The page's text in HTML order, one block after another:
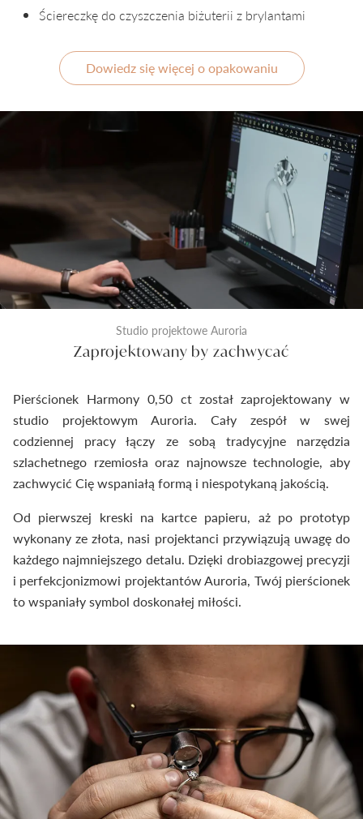
Ściereczkę do czyszczenia biżuterii z brylantami
Dowiedz się więcej o opakowaniu
Studio projektowe Auroria
Zaprojektowany by zachwycać
Pierścionek Harmony 0,50 ct został zaprojektowany w
studio projektowym Auroria. Cały zespół w swej
codziennej pracy łączy ze sobą tradycyjne narzędzia
szlachetnego rzemiosła oraz najnowsze technologie, aby
zachwycić Cię wspaniałą formą i niespotykaną jakością.
Od pierwszej kreski na kartce papieru, aż po prototyp
wykonany ze złota, nasi projektanci przywiązują uwagę do
każdego najmniejszego detalu. Dzięki drobiazgowej precyzji
i perfekcjonizmowi projektantów Auroria, Twój pierścionek
to wspaniały symbol doskonałej miłości.